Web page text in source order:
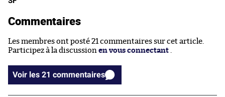
Commentaires
Les membres ont posté 21 commentaires sur cet article.
Participez à la discussion en vous connectant
Voir les 21 commentaires